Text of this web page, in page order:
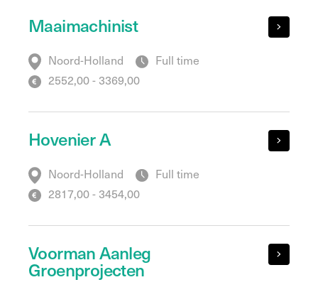
Maaimachinist
Noord-Holland
Full time
2552,00 - 3369,00
Hovenier A
Noord-Holland
Full time
2817,00 - 3454,00
Voorman Aanleg
Groenprojecten